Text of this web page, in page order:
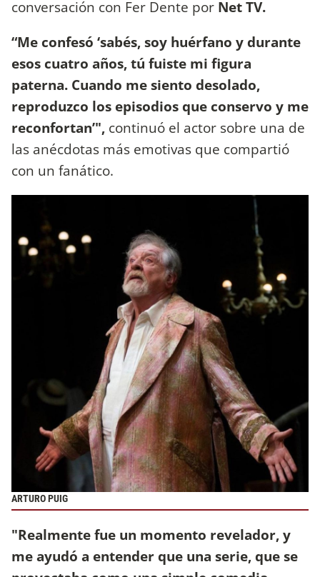
conversación con Fer Dente por Net TV.
“Me confesó ‘sabés, soy huérfano y durante
esos cuatro años, tú fuiste mi figura
paterna. Cuando me siento desolado,
reproduzco los episodios que conservo y me
reconfortan’", continuó el actor sobre una de
las anécdotas más emotivas que compartió
con un fanático.
ARTURO PUIG
"Realmente fue un momento revelador, y
me ayudó a entender que una serie, que se